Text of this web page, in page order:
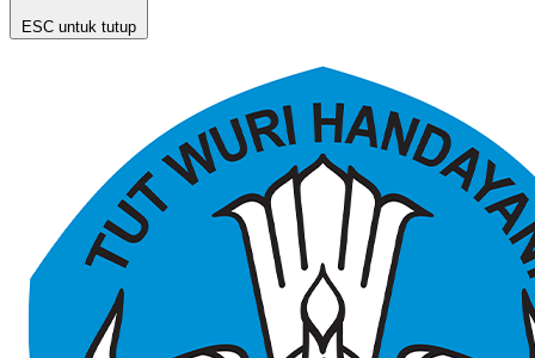
ESC untuk tutup